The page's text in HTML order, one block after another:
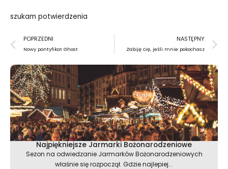
szukam potwierdzenia
Prev
POPRZEDNI
Nowy pontyfikat Ghost
NASTĘPNY
Zabiję cię, jeśli mnie pokochasz
Najpiękniejsze Jarmarki Bożonarodzeniowe
Sezon na odwiedzanie Jarmarków Bożonarodzeniowych
właśnie się rozpoczął. Gdzie najlepiej...